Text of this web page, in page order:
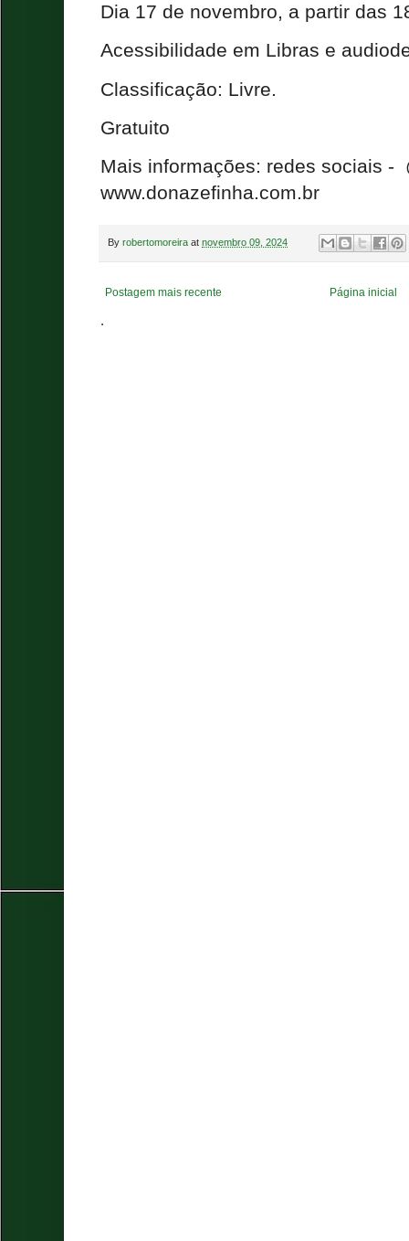
Dia 17 de novembro, a partir das
Acessibilidade em Libras e
Classificação: Livre.
Gratuito
Mais informações: redes sociais -
www.donazefinha.com.br
By robertomoreira at novembro 09, 2024
Postagem mais recente Página inicial
.